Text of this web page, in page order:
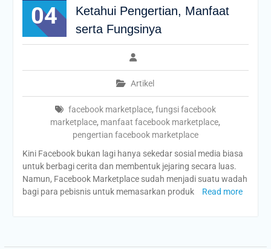
04
Ketahui Pengertian, Manfaat
serta Fungsinya
Artikel
facebook marketplace, fungsi facebook
marketplace, manfaat facebook marketplace,
pengertian facebook marketplace
Kini Facebook bukan lagi hanya sekedar sosial media biasa
untuk berbagi cerita dan membentuk jejaring secara luas.
Namun, Facebook Marketplace sudah menjadi suatu wadah
bagi para pebisnis untuk memasarkan produk
Read more